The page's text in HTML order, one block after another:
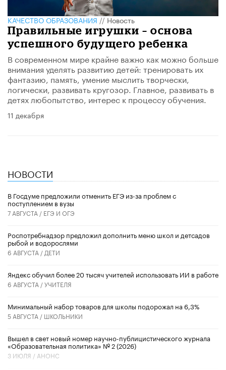
КАЧЕСТВО ОБРАЗОВАНИЯ//Новость
Правильные игрушки – основа
успешного будущего ребенка
В современном мире крайне важно как можно больше
внимания уделять развитию детей: тренировать их
фантазию, память, умение мыслить творчески,
логически, развивать кругозор. Главное, развивать в
детях любопытство, интерес к процессу обучения.
11 декабря
НОВОСТИ
В Госдуме предложили отменить ЕГЭ из-за проблем с
поступлением в вузы
7 АВГУСТА / ЕГЭ И ОГЭ
Роспотребнадзор предложил дополнить меню школ и детсадов
рыбой и водорослями
6 АВГУСТА / ДЕТИ
​Яндекс обучил более 20 тысяч учителей использовать ИИ в работе
6 АВГУСТА /УЧИТЕЛЯ
Минимальный набор товаров для школы подорожал на 6,3%
5 АВГУСТА / ШКОЛЬНИКИ
Вышел в свет новый номер научно-публицистического журнала
«Образовательная политика» № 2 (2026)
3 ИЮЛЯ / АНОНС